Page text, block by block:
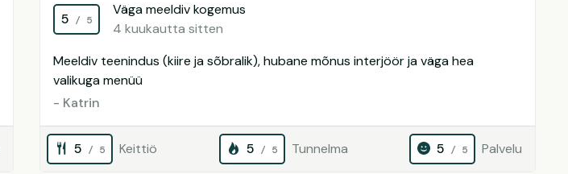
5 / 5
Väga meeldiv kogemus
4 kuukautta sitten
Meeldiv teenindus (kiire ja sõbralik), hubane mõnus interjöör ja väga hea
valikuga menüü
- Katrin
5 / 5 Keittiö 5 / 5 Tunnelma 5 / 5 Palvelu